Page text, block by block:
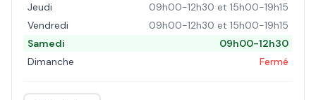
Jeudi
09h00-12h30 et 15h00-19h15
Vendredi
09h00-12h30 et 15h00-19h15
Samedi
09h00-12h30
Dimanche
Fermé